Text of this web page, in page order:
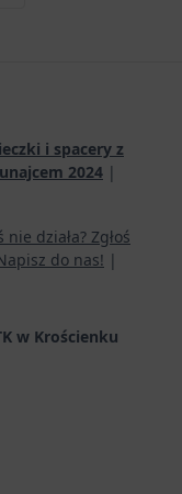
i spacery z
2024 |
nie działa? Zgłoś
do nas! |
w Krościenku